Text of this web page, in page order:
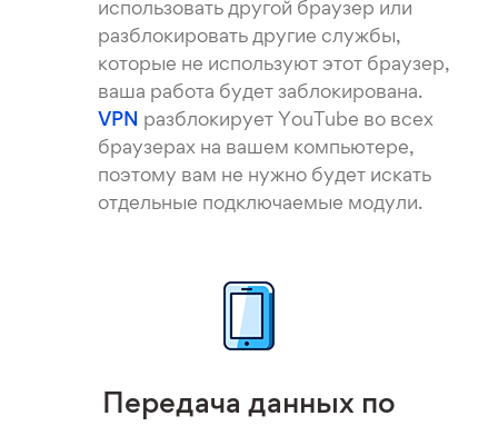
использовать другой браузер или
разблокировать другие службы,
которые не используют этот браузер,
ваша работа будет заблокирована.
VPN разблокирует YouTube во всех
браузерах на вашем компьютере,
поэтому вам не нужно будет искать
отдельные подключаемые модули.
Передача данных по